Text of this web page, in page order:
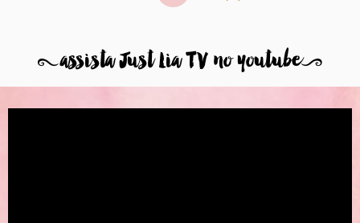
8assista Just Lia TV no youtube9